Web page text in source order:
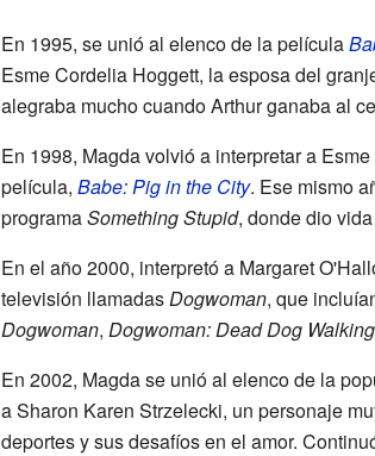
En 1995, se unió al elenco de la película
Esme Cordelia Hoggett, la esposa del
alegraba mucho cuando Arthur ganaba al
En 1998, Magda volvió a interpretar a
película, Babe: Pig in the City. Ese mismo
programaSomething Stupid, donde dio
En el año 2000, interpretó a Margaret
televisión llamadasDogwoman, que
Dogwoman, Dogwoman: Dead Dog Walking
En 2002, Magda se unió al elenco de la
a Sharon Karen Strzelecki, un personaje
deportes y sus desafíos en el amor.